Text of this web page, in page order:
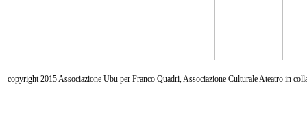
copyright 2015 Associazione Ubu per Franco Quadri, Associazione Culturale Ateatro in